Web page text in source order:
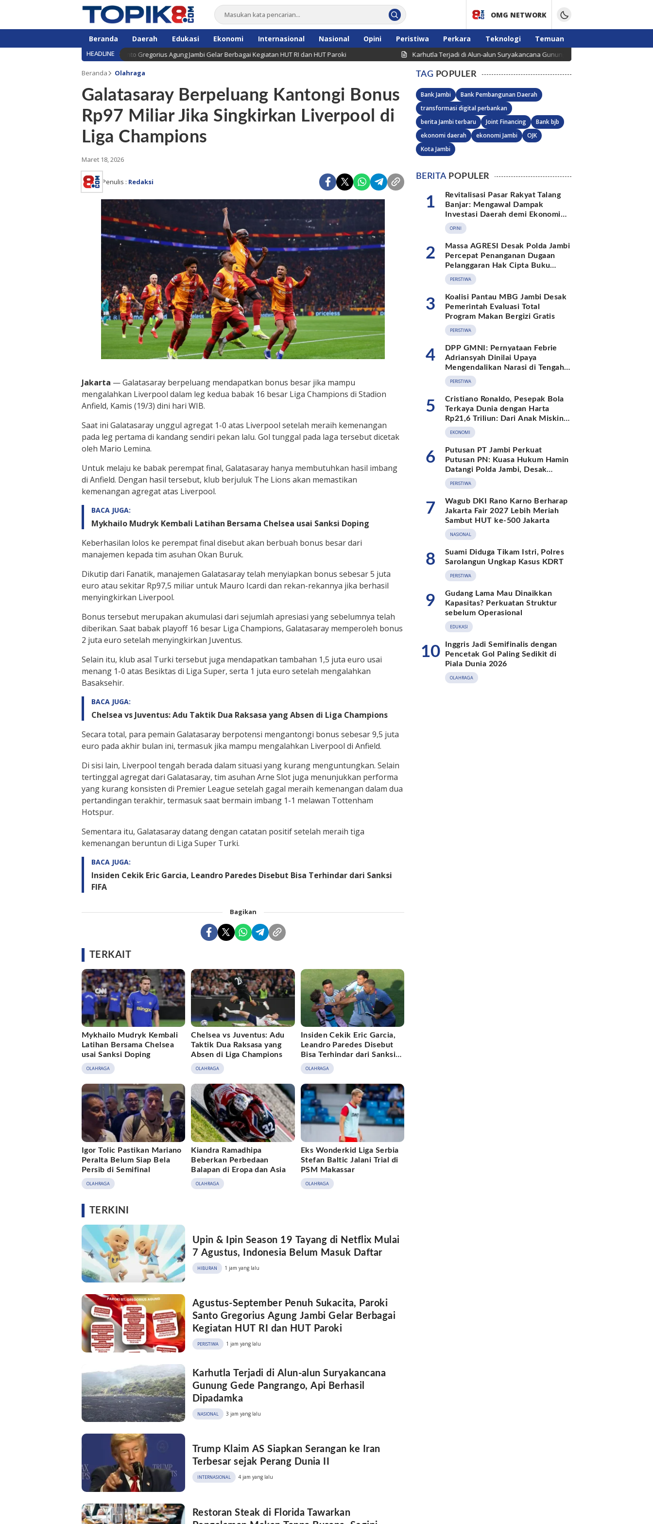
OMG NETWORK
Beranda Daerah Edukasi Ekonomi Internasional Nasional Opini Peristiwa Perkara Teknologi Temuan
HEADLINE
Penuh Sukacita, Paroki Santo Gregorius Agung Jambi Gelar Berbagai Kegiatan HUT RI dan HUT Paroki Karhutla Terjadi di Alun-alun Suryakancana Gunung Gede Pangrango, Api Berhasil
Beranda Olahraga
Galatasaray Berpeluang Kantongi Bonus
Rp97 Miliar Jika Singkirkan Liverpool di
Liga Champions
Maret 18, 2026
Penulis : Redaksi
Jakarta — Galatasaray berpeluang mendapatkan bonus besar jika mampu
mengalahkan Liverpool dalam leg kedua babak 16 besar Liga Champions di Stadion
Anfield, Kamis (19/3) dini hari WIB.
Saat ini Galatasaray unggul agregat 1-0 atas Liverpool setelah meraih kemenangan
pada leg pertama di kandang sendiri pekan lalu. Gol tunggal pada laga tersebut dicetak
oleh Mario Lemina.
Untuk melaju ke babak perempat final, Galatasaray hanya membutuhkan hasil imbang
di Anfield. Dengan hasil tersebut, klub berjuluk The Lions akan memastikan
kemenangan agregat atas Liverpool.
BACA JUGA:
Mykhailo Mudryk Kembali Latihan Bersama Chelsea usai Sanksi Doping
Keberhasilan lolos ke perempat final disebut akan berbuah bonus besar dari
manajemen kepada tim asuhan Okan Buruk.
Dikutip dari Fanatik, manajemen Galatasaray telah menyiapkan bonus sebesar 5 juta
euro atau sekitar Rp97,5 miliar untuk Mauro Icardi dan rekan-rekannya jika berhasil
menyingkirkan Liverpool.
Bonus tersebut merupakan akumulasi dari sejumlah apresiasi yang sebelumnya telah
diberikan. Saat babak playoff 16 besar Liga Champions, Galatasaray memperoleh bonus
2 juta euro setelah menyingkirkan Juventus.
Selain itu, klub asal Turki tersebut juga mendapatkan tambahan 1,5 juta euro usai
menang 1-0 atas Besiktas di Liga Super, serta 1 juta euro setelah mengalahkan
Basaksehir.
BACA JUGA:
Chelsea vs Juventus: Adu Taktik Dua Raksasa yang Absen di Liga Champions
Secara total, para pemain Galatasaray berpotensi mengantongi bonus sebesar 9,5 juta
euro pada akhir bulan ini, termasuk jika mampu mengalahkan Liverpool di Anfield.
Di sisi lain, Liverpool tengah berada dalam situasi yang kurang menguntungkan. Selain
tertinggal agregat dari Galatasaray, tim asuhan Arne Slot juga menunjukkan performa
yang kurang konsisten di Premier League setelah gagal meraih kemenangan dalam dua
pertandingan terakhir, termasuk saat bermain imbang 1-1 melawan Tottenham
Hotspur.
Sementara itu, Galatasaray datang dengan catatan positif setelah meraih tiga
kemenangan beruntun di Liga Super Turki.
BACA JUGA:
Insiden Cekik Eric Garcia, Leandro Paredes Disebut Bisa Terhindar dari Sanksi
FIFA
Bagikan
TERKAIT
Mykhailo Mudryk Kembali
Latihan Bersama Chelsea
usai Sanksi Doping
OLAHRAGA
Chelsea vs Juventus: Adu
Taktik Dua Raksasa yang
Absen di Liga Champions
OLAHRAGA
Insiden Cekik Eric Garcia,
Leandro Paredes Disebut
Bisa Terhindar dari Sanksi
FIFA
OLAHRAGA
Igor Tolic Pastikan Mariano
Peralta Belum Siap Bela
Persib di Semifinal
OLAHRAGA
Kiandra Ramadhipa
Beberkan Perbedaan
Balapan di Eropa dan Asia
OLAHRAGA
Eks Wonderkid Liga Serbia
Stefan Baltic Jalani Trial di
PSM Makassar
OLAHRAGA
TERKINI
Upin & Ipin Season 19 Tayang di Netflix Mulai
7 Agustus, Indonesia Belum Masuk Daftar
HIBURAN 1 jam yang lalu
Agustus-September Penuh Sukacita, Paroki
Santo Gregorius Agung Jambi Gelar Berbagai
Kegiatan HUT RI dan HUT Paroki
PERISTIWA 1 jam yang lalu
Karhutla Terjadi di Alun-alun Suryakancana
Gunung Gede Pangrango, Api Berhasil
Dipadamka
NASIONAL 3 jam yang lalu
Trump Klaim AS Siapkan Serangan ke Iran
Terbesar sejak Perang Dunia II
INTERNASIONAL 4 jam yang lalu
Restoran Steak di Florida Tawarkan
TAG POPULER
Bank Jambi
Bank Pembangunan Daerah
transformasi digital perbankan
berita Jambi terbaru
Joint Financing
Bank bjb
ekonomi daerah
ekonomi Jambi
OJK
Kota Jambi
BERITAPOPULER
1
Revitalisasi Pasar Rakyat Talang
Banjar: Mengawal Dampak
Investasi Daerah demi Ekonomi
Berkelanjutan
OPINI
2
Massa AGRESI Desak Polda Jambi
Percepat Penanganan Dugaan
Pelanggaran Hak Cipta Buku
Hukum Adat Melayu Jambi
PERISTIWA
3
Koalisi Pantau MBG Jambi Desak
Pemerintah Evaluasi Total
Program Makan Bergizi Gratis
PERISTIWA
4
DPP GMNI: Pernyataan Febrie
Adriansyah Dinilai Upaya
Mengendalikan Narasi di Tengah
Deretan Fakta yang Belum
Terjawab
PERISTIWA
5
Cristiano Ronaldo, Pesepak Bola
Terkaya Dunia dengan Harta
Rp21,6 Triliun: Dari Anak Miskin
hingga Miliarder
EKONOMI
6
Putusan PT Jambi Perkuat
Putusan PN: Kuasa Hukum Hamin
Datangi Polda Jambi, Desak
Pengusutan Dugaan Penipuan dan
Penggelapan BPKB
PERISTIWA
7
Wagub DKI Rano Karno Berharap
Jakarta Fair 2027 Lebih Meriah
Sambut HUT ke-500 Jakarta
NASIONAL
8
Suami Diduga Tikam Istri, Polres
Sarolangun Ungkap Kasus KDRT
PERISTIWA
9
Gudang Lama Mau Dinaikkan
Kapasitas? Perkuatan Struktur
sebelum Operasional
EDUKASI
10
Inggris Jadi Semifinalis dengan
Pencetak Gol Paling Sedikit di
Piala Dunia 2026
OLAHRAGA